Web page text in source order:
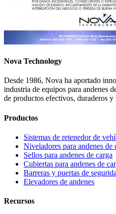
Nova Technology
Desde 1986, Nova ha aportado
industria de equipos para andenes
de productos efectivos, duraderos y
Productos
Sistemas de retenedor de
Niveladores para andenes de
Sellos para andenes de carga
Cubiertas para andenes de
Barreras y puertas de
Elevadores de andenes
Recursos